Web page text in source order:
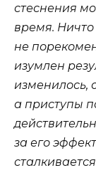
стеснения
время.
не
изумлен
изменилось,
а приступы
за его